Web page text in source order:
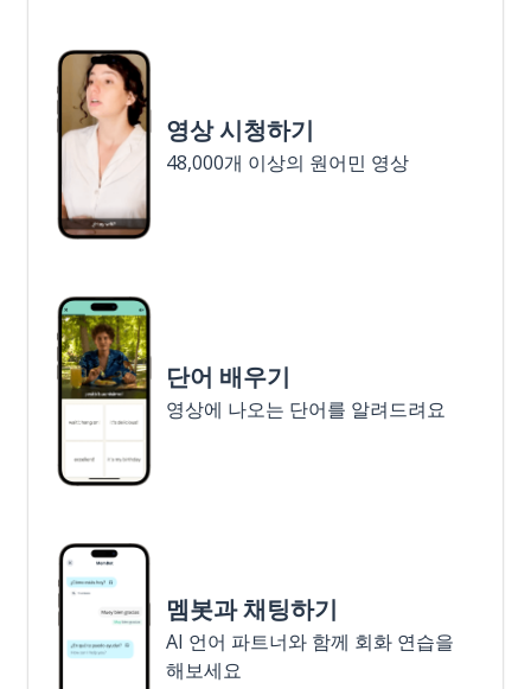
영상 시청하기
48,000개 이상의 원어민 영상
단어 배우기
영상에 나오는 단어를 알려드려요
멤봇과 채팅하기
AI 언어 파트너와 함께 회화 연습을
해보세요